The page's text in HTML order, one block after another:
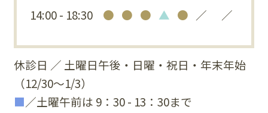
14:00 - 18:30 ● ● ● ▲ ● ／ ／
休診日 ／ 土曜日午後・日曜・祝日・年末年始
（12/30～1/3）
■／土曜午前は 9：30 - 13：30まで